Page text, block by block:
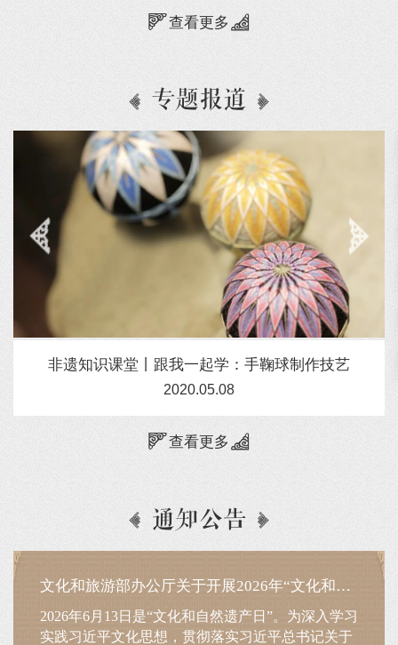
查看更多
专题报道
非遗知识课堂丨跟我一起学：手鞠球制作技艺
2020.05.08
查看更多
通知公告
文化和旅游部办公厅关于开展2026年“文化和自然遗产日”非遗主题宣传展示工作的通知
2026年6月13日是“文化和自然遗产日”。为深入学习
实践习近平文化思想，贯彻落实习近平总书记关于